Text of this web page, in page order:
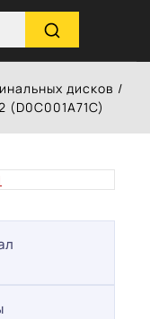
дисков /
(D0C001A71C)